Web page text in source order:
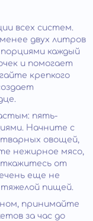
всех систем.
двух литров
каждый
и помогает
крепкого
пять-
Начните с
овощей,
нежирное мясо,
от
еще не
тяжелой пищей.
принимайте
за час до